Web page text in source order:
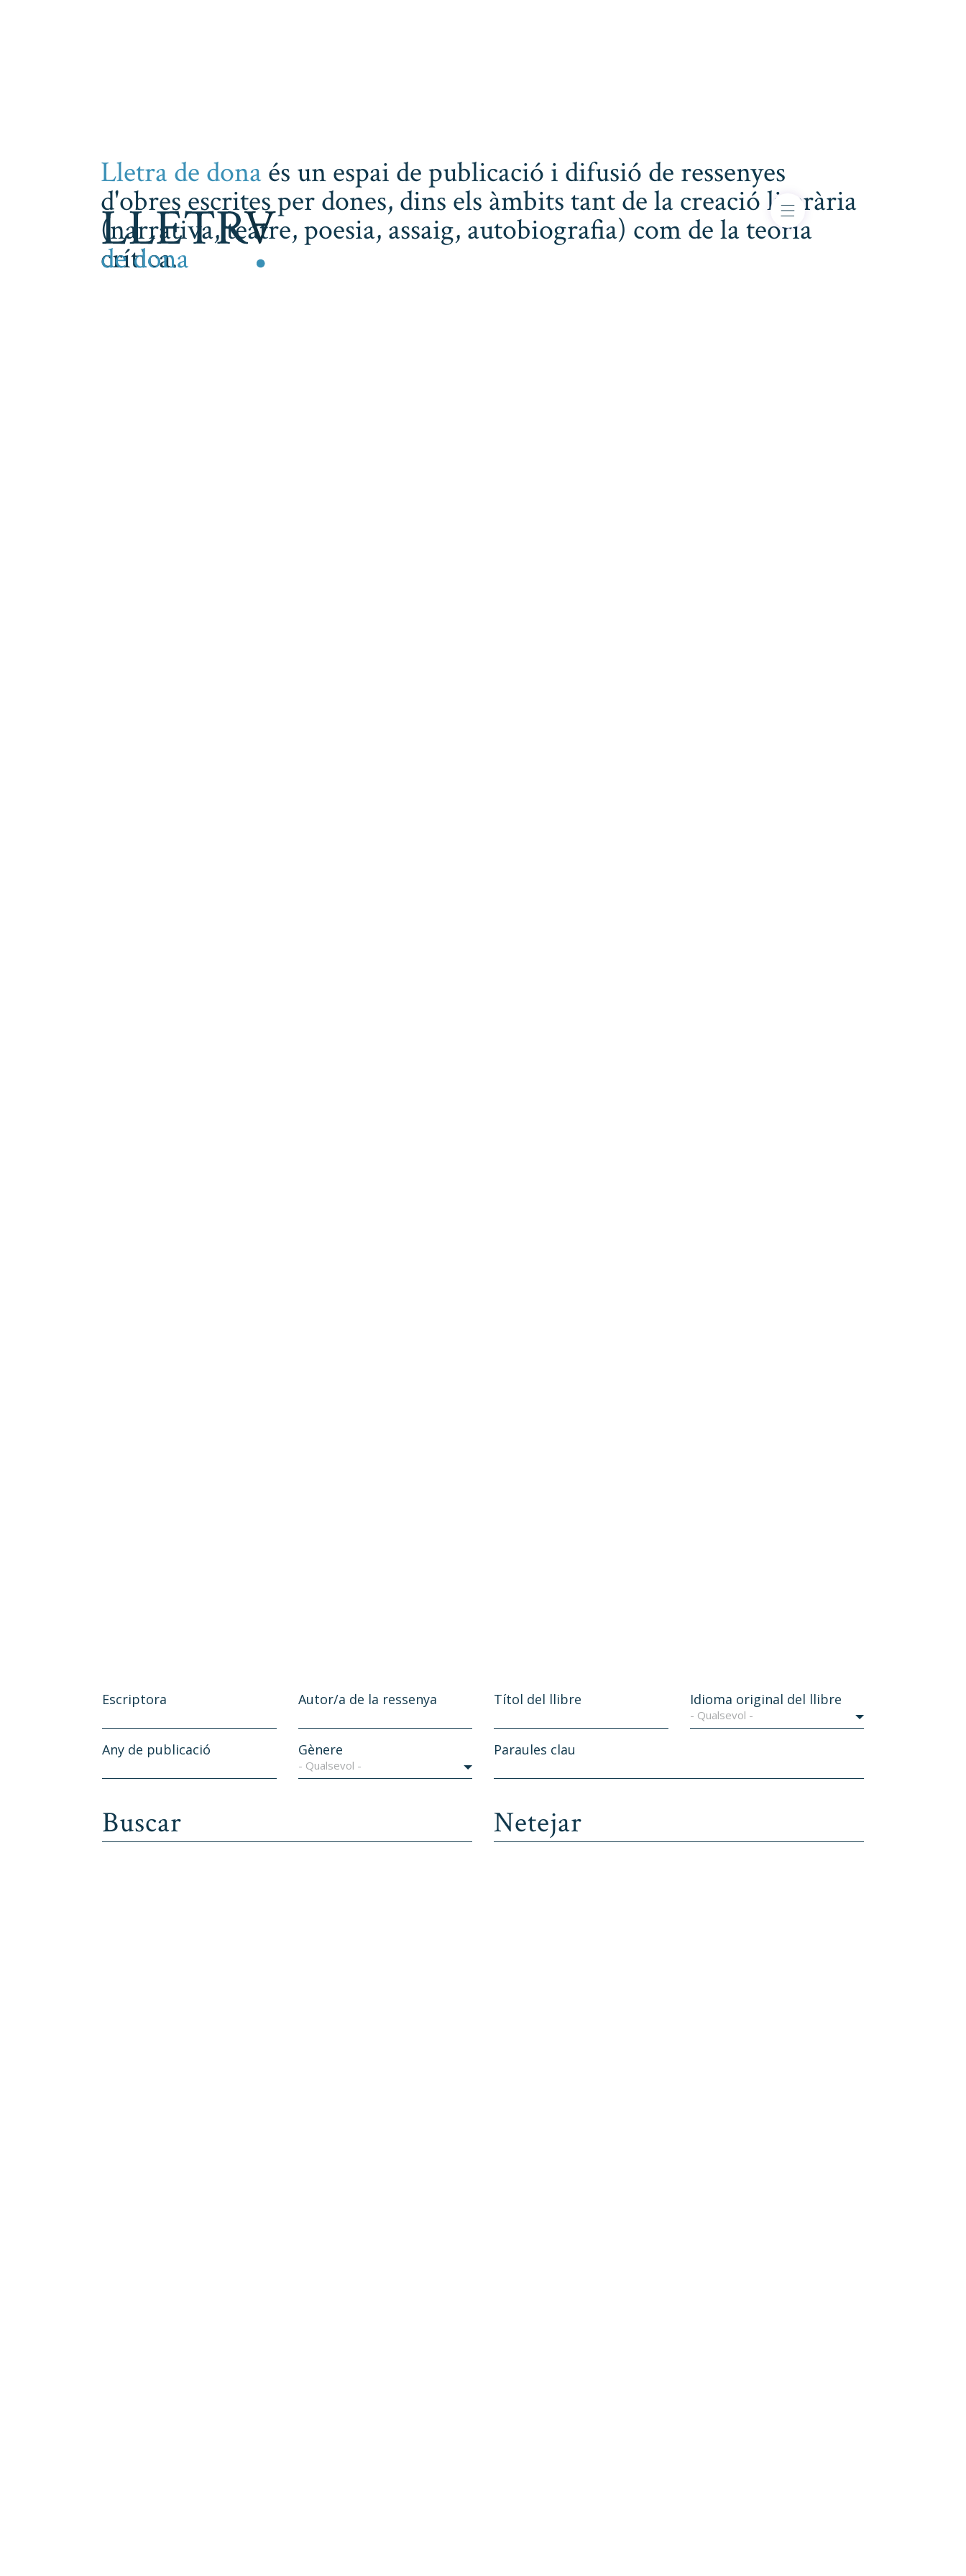
Lletra de donaés un espai de publicació i difusió de ressenyes
d'obres escrites per dones, dins els àmbits tant de la creació literària
(narrativa, teatre, poesia, assaig, autobiografia) com de la teoria
crítica.
Escriptora Autor/a de la ressenya Títol del llibre Idioma original del llibre
- Qualsevol -
Any de publicació Gènere
- Qualsevol -
Paraules clau